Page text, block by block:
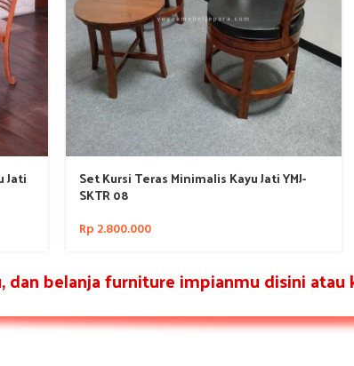
Jati Set Kursi Teras Minimalis Kayu Jati YMJ-
SKTR 08
Rp 2.800.000
dan belanja furniture impianmu disini